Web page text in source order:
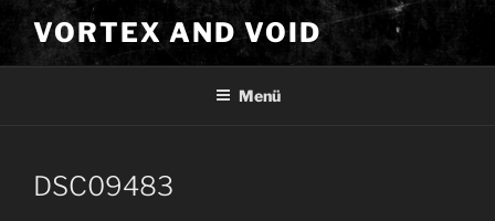
Zum
Inhalt
springen
VORTEX AND VOID
Menü
DSC09483